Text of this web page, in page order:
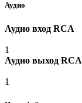
Аудио
Аудио вход RCA
1
Аудио выход RCA
1